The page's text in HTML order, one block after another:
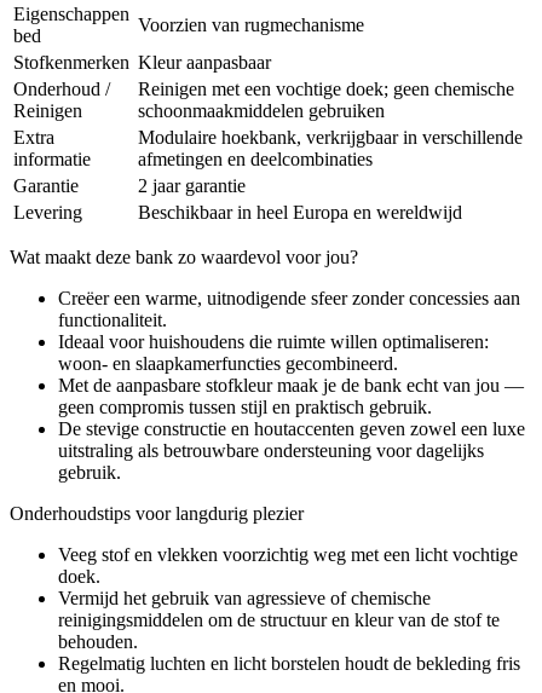
Eigenschappen
bed
Voorzien van rugmechanisme
Stofkenmerken Kleur aanpasbaar
Onderhoud /
Reinigen
Reinigen met een vochtige doek; geen chemische
schoonmaakmiddelen gebruiken
Extra
informatie
Modulaire hoekbank, verkrijgbaar in verschillende
afmetingen en deelcombinaties
Garantie
2 jaar garantie
Levering
Beschikbaar in heel Europa en wereldwijd
Wat maakt deze bank zo waardevol voor jou?
Creëer een warme, uitnodigende sfeer zonder concessies aan
functionaliteit.
Ideaal voor huishoudens die ruimte willen optimaliseren:
woon- en slaapkamerfuncties gecombineerd.
Met de aanpasbare stofkleur maak je de bank echt van jou —
geen compromis tussen stijl en praktisch gebruik.
De stevige constructie en houtaccenten geven zowel een luxe
uitstraling als betrouwbare ondersteuning voor dagelijks
gebruik.
Onderhoudstips voor langdurig plezier
Veeg stof en vlekken voorzichtig weg met een licht vochtige
doek.
Vermijd het gebruik van agressieve of chemische
reinigingsmiddelen om de structuur en kleur van de stof te
behouden.
Regelmatig luchten en licht borstelen houdt de bekleding fris
en mooi.